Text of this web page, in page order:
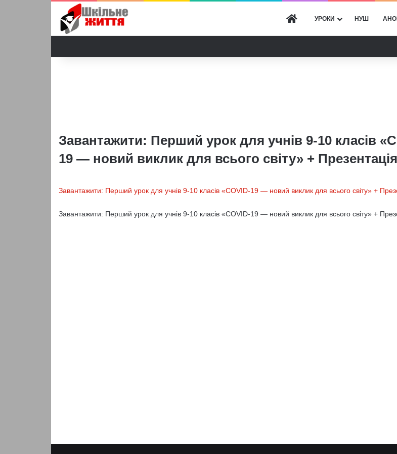
ГОЛОВНА
УРОКИ НУШ
Завантажити: Перший урок для учнів 9-10 класів
19 — новий виклик для всього свiту» + Презентація
Завантажити: Перший урок для учнів 9-10 класів «COVID-19 — новий виклик для всього свiту» +
Завантажити: Перший урок для учнів 9-10 класів «COVID-19 — новий виклик для всього свiту» +